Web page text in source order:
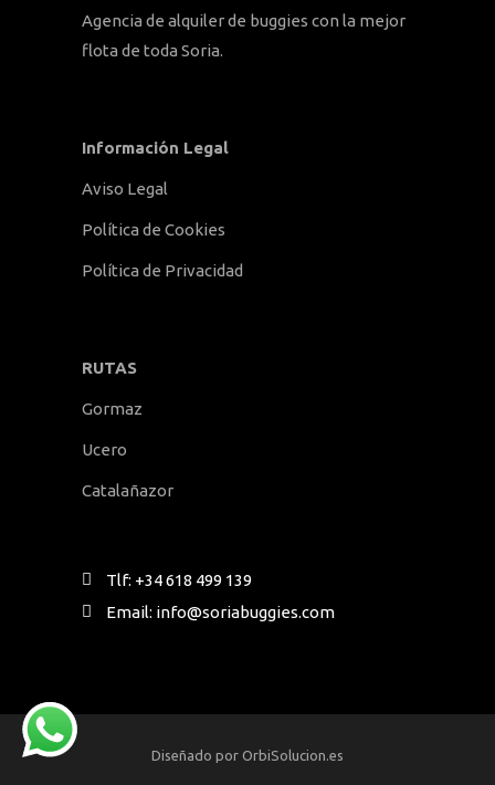
Agencia de alquiler de buggies con la mejor
flota de toda Soria.
Información Legal
Aviso Legal
Política de Cookies
Política de Privacidad
RUTAS
Gormaz
Ucero
Catalañazor
Tlf: +34 618 499 139
Email: info@soriabuggies.com
Diseñado por OrbiSolucion.es